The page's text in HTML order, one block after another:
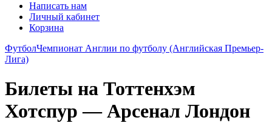
Написать нам
Личный кабинет
Корзина
ФутболЧемпионат Англии по футболу (Английская Премьер-
Лига)
Билеты на Тоттенхэм
Хотспур — Арсенал Лондон